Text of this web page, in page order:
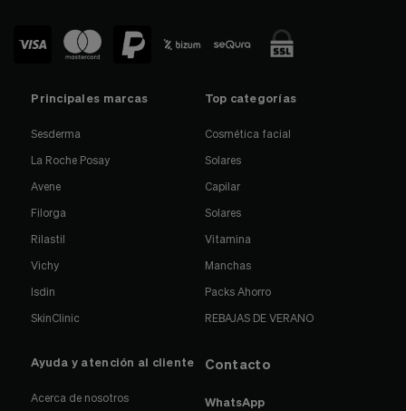
Principales marcas
Sesderma
La Roche Posay
Avene
Filorga
Rilastil
Vichy
Isdin
SkinClinic
Top categorías
Cosmética facial
Solares
Capilar
Solares
Vitamina
Manchas
Packs Ahorro
REBAJAS DE VERANO
Ayuda y atención al cliente
Acerca de nosotros
Contacto
WhatsApp